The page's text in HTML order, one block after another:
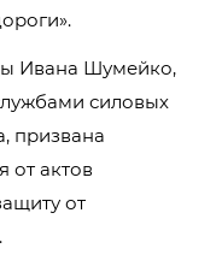
Ивана Шумейко,
силовых
призвана
от актов
от